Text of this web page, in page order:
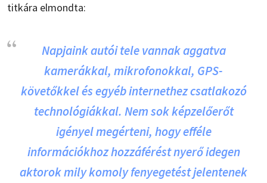
titkára elmondta:
Napjaink autói tele vannak aggatva
kamerákkal, mikrofonokkal, GPS-
követőkkel és egyéb internethez csatlakozó
technológiákkal. Nem sok képzelőerőt
igényel megérteni, hogy efféle
információkhoz hozzáférést nyerő idegen
aktorok mily komoly fenyegetést jelentenek